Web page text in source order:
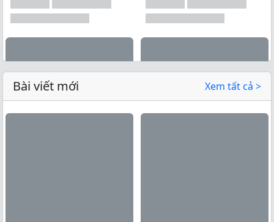
Bài viết mới Xem tất cả >